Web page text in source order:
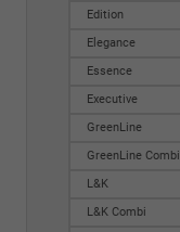
Edition
Elegance
Essence
Executive
GreenLine
GreenLine Combi
L&K
L&K Combi